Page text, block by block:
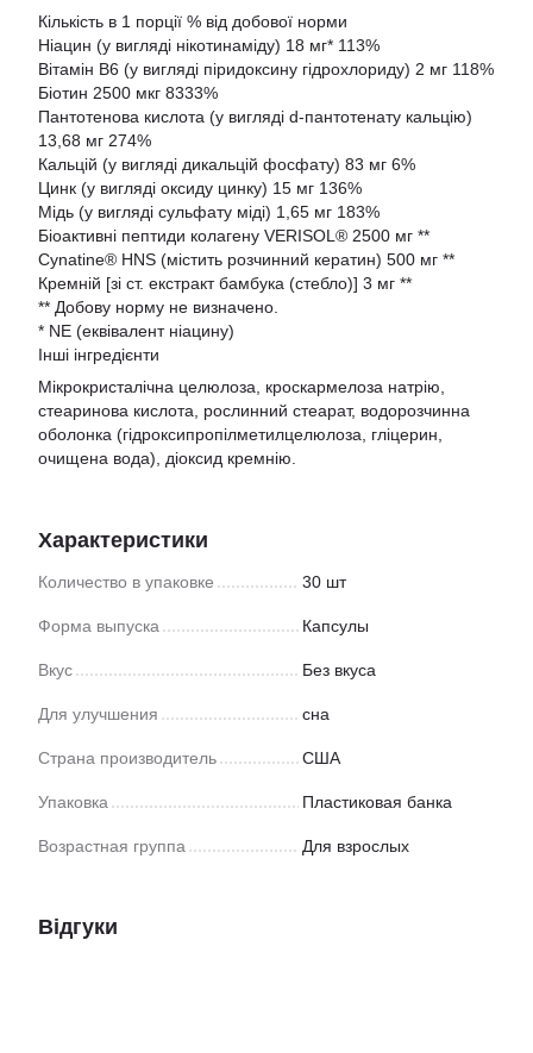
Кількість в 1 порції % від добової норми
Ніацин (у вигляді нікотинаміду) 18 мг* 113%
Вітамін B6 (у вигляді піридоксину гідрохлориду) 2 мг 118%
Біотин 2500 мкг 8333%
Пантотенова кислота (у вигляді d-пантотенату кальцію)
13,68 мг 274%
Кальцій (у вигляді дикальцій фосфату) 83 мг 6%
Цинк (у вигляді оксиду цинку) 15 мг 136%
Мідь (у вигляді сульфату міді) 1,65 мг 183%
Біоактивні пептиди колагену VERISOL® 2500 мг **
Cynatine® HNS (містить розчинний кератин) 500 мг **
Кремній [зі ст. екстракт бамбука (стебло)] 3 мг **
** Добову норму не визначено.
* NE (еквівалент ніацину)
Інші інгредієнти
Мікрокристалічна целюлоза, кроскармелоза натрію,
стеаринова кислота, рослинний стеарат, водорозчинна
оболонка (гідроксипропілметилцелюлоза, гліцерин,
очищена вода), діоксид кремнію.
Характеристики
Количество в упаковке 30 шт
Форма выпуска Капсулы
Вкус Без вкуса
Для улучшения сна
Страна производитель США
Упаковка Пластиковая банка
Возрастная группа Для взрослых
Відгуки